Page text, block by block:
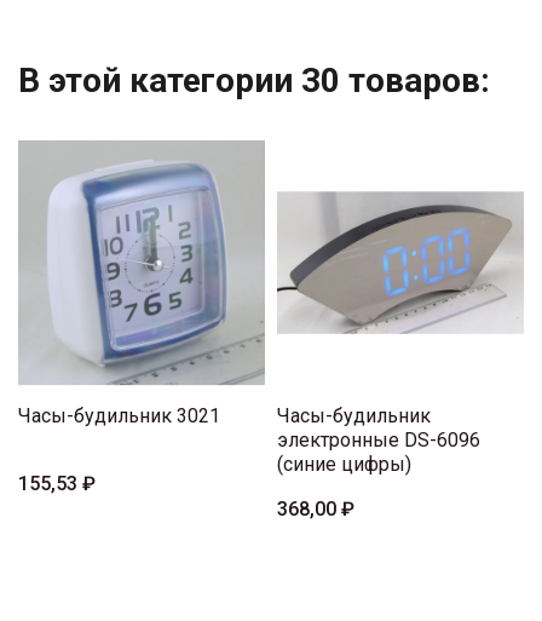
В этой категории 30 товаров:
Часы-будильник 3021
155,53 ₽
Часы-будильник
электронные DS-6096
(синие цифры)
368,00 ₽